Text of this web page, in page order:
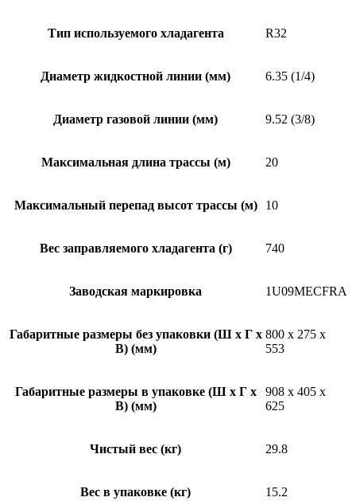
Тип используемого хладагента R32
Диаметр жидкостной линии (мм) 6.35 (1/4)
Диаметр газовой линии (мм) 9.52 (3/8)
Максимальная длина трассы (м) 20
Максимальный перепад высот трассы (м) 10
Вес заправляемого хладагента (г) 740
Заводская маркировка 1U09MECFRA
Габаритные размеры без упаковки (Ш x Г x
В) (мм)
800 х 275 х
553
Габаритные размеры в упаковке (Ш x Г x
В) (мм)
908 х 405 х
625
Чистый вес (кг) 29.8
Вес в упаковке (кг) 15.2